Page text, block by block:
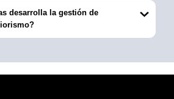
desarrolla la gestión de